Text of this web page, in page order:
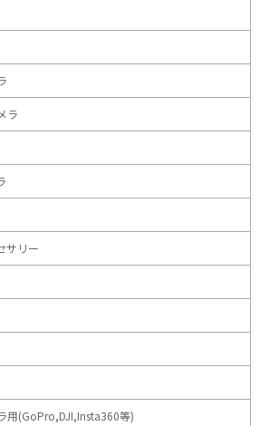
ラ
サリー
用(GoPro,DJI,Insta360等)